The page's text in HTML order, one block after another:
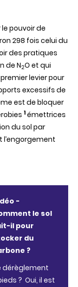
pouvoir de
298 fois celui du
des pratiques
de N2O et qui
levier pour
excessifs de
est de bloquer
1 émettrices
du sol par
l’engorgement
-
le sol
il pour
du
?
dérèglement
? Oui, il est